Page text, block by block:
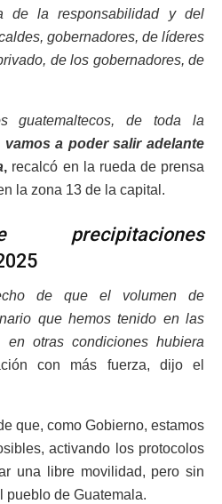
de la responsabilidad y del
gobernadores, de líderes
de los gobernadores, de
guatemaltecos, de toda la
vamos a poder salir adelante
, recalcó en la rueda de prensa
la zona 13 de la capital.
precipitaciones
de que el volumen de
que hemos tenido en las
en otras condiciones hubiera
con más fuerza, dijo el
que, como Gobierno, estamos
activando los protocolos
una libre movilidad, pero sin
pueblo de Guatemala.